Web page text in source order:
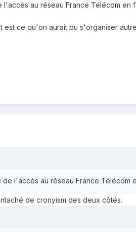
au réseau France Télécom en
ce qu'on aurait pu s'organiser
l'accès au réseau France Télécom
de cronyism des deux côtés.